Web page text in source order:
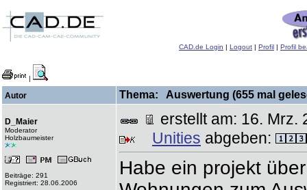
CAD.de Login | Logout | Profil | Profil
|
Autor Thema: Auswertung (655 mal
D_Maier
Moderator
Holzbaumeister
Beiträge: 291
Registriert: 28.06.2006
erstellt am: 16.
Unities abgeben:
Habe ein projekt